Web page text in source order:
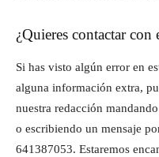
¿Quieres contactar con
Si has visto algún error en
alguna información extra,
nuestra redacción
o escribiendo un mensaje
641387053. Estaremos